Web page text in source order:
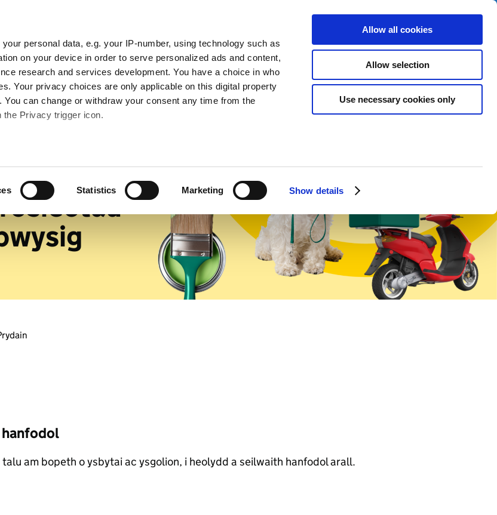
your personal data, e.g. your IP-number, using technology such as
on your device in order to serve personalized ads and content,
research and services development. You have a choice in who
Your privacy choices are only applicable on this digital property
can change or withdraw your consent any time from the
Privacy trigger icon.
scanning it for specific characteristics (fingerprinting)
data is processed and set your preferences in the
details
and ads, to provide social media features and to analyse our
your use of our site with our social media, advertising and
it with other information that you’ve provided to them or that
services. You consent to our cookies if you continue to use our
Statistics Marketing Show details
Allow all cookies
Allow selection
Use necessary cookies only
Darparu gwasanaethau Creu cynnwys Pam fod hyn o bwys
rheolau
hanfodol
talu am bopeth o ysbytai ac ysgolion, i heolydd a seilwaith hanfodol arall.